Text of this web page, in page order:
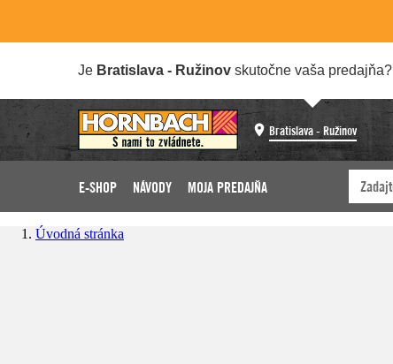
Je Bratislava - Ružinov skutočne vaša predajňa?
Bratislava - Ružinov
E-SHOP NÁVODY MOJA PREDAJŇA
Úvodná stránka